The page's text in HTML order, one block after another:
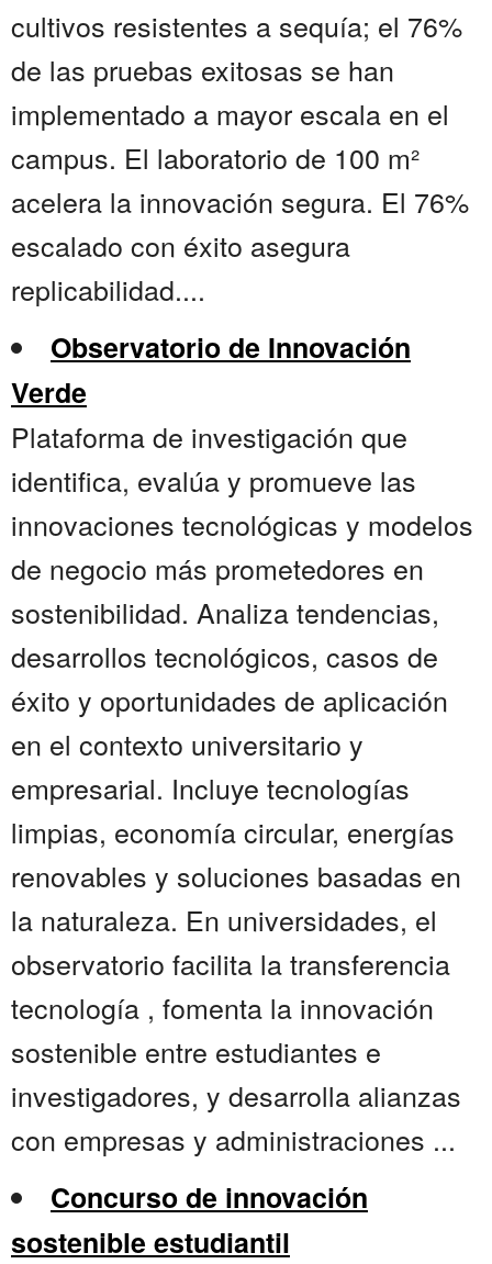
cultivos resistentes a sequía; el 76%
de las pruebas exitosas se han
implementado a mayor escala en el
campus. El laboratorio de 100 m²
acelera la innovación segura. El 76%
escalado con éxito asegura
replicabilidad....
Observatorio de Innovación
Verde
Plataforma de investigación que
identifica, evalúa y promueve las
innovaciones tecnológicas y modelos
de negocio más prometedores en
sostenibilidad. Analiza tendencias,
desarrollos tecnológicos, casos de
éxito y oportunidades de aplicación
en el contexto universitario y
empresarial. Incluye tecnologías
limpias, economía circular, energías
renovables y soluciones basadas en
la naturaleza. En universidades, el
observatorio facilita la transferencia
tecnología , fomenta la innovación
sostenible entre estudiantes e
investigadores, y desarrolla alianzas
con empresas y administraciones ...
Concurso de innovación
sostenible estudiantil